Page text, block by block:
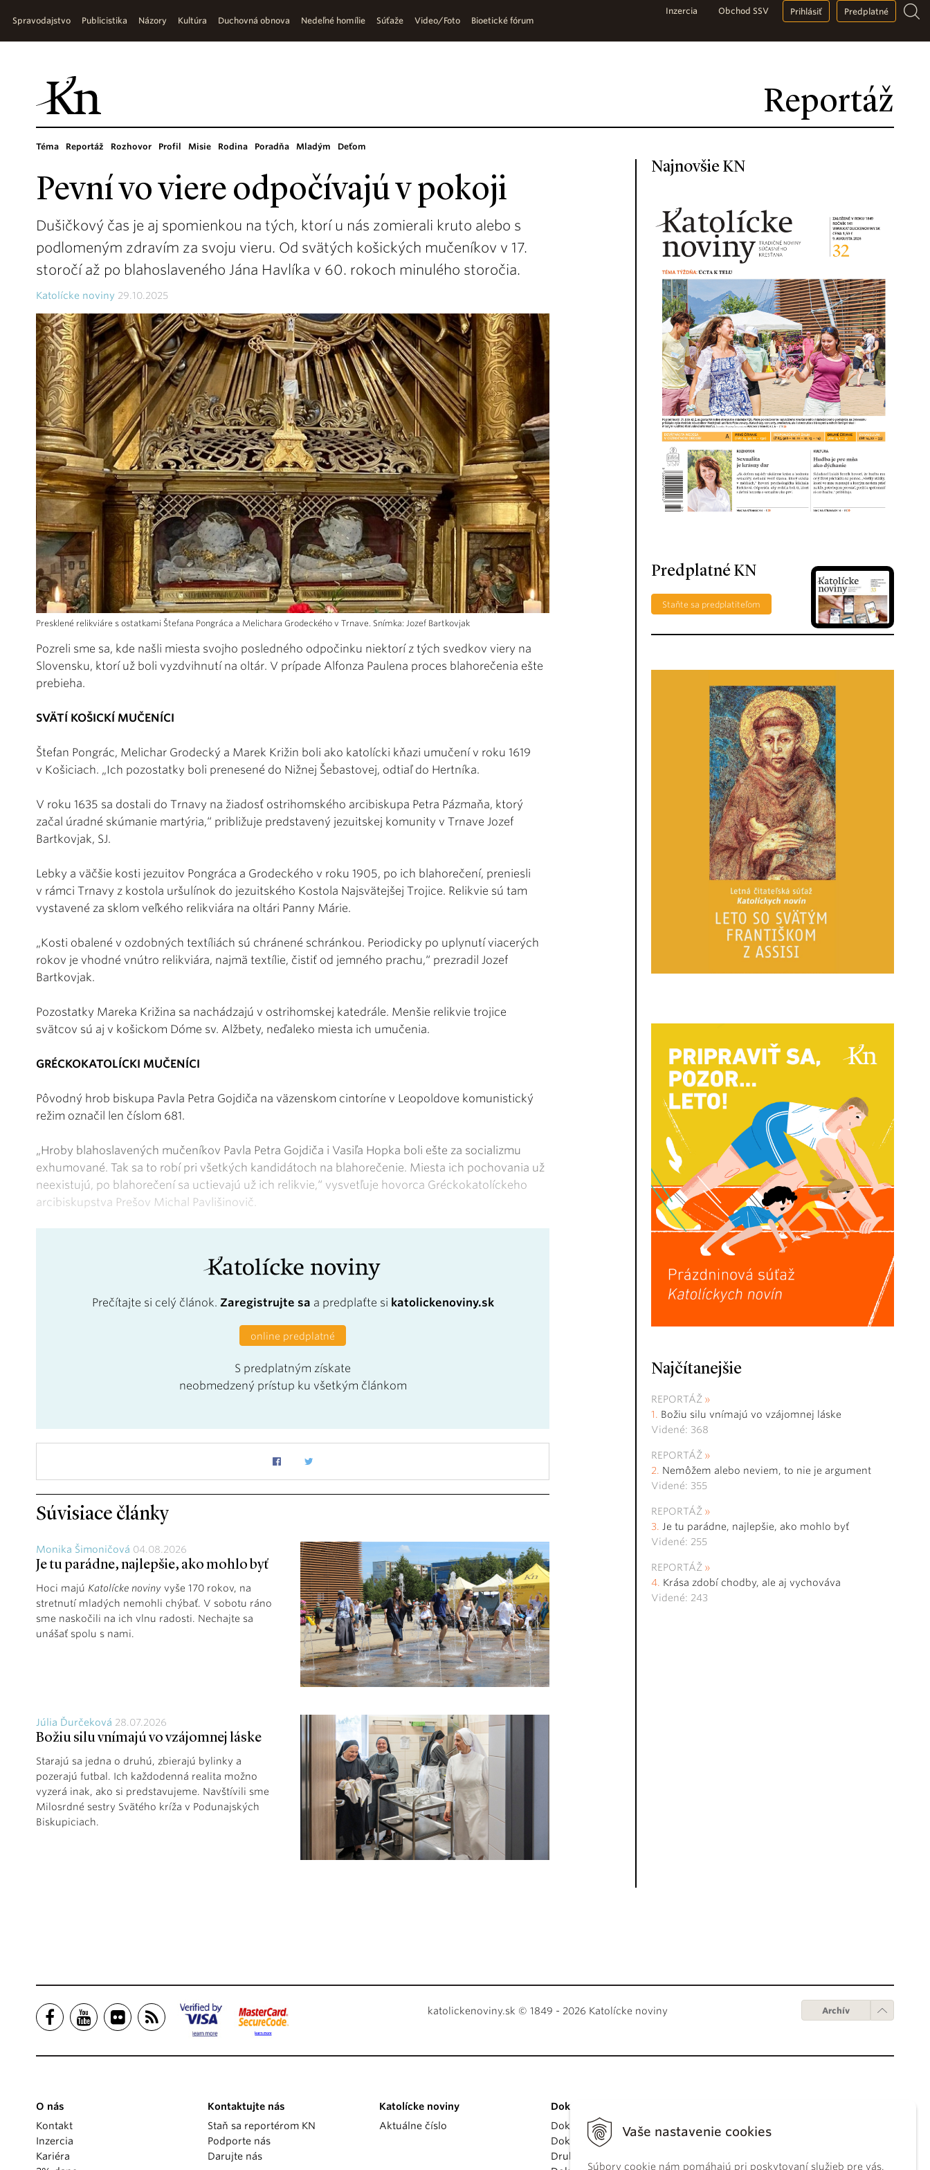
Vaše nastavenie cookies
Súbory cookie nám pomáhajú pri poskytovaní služieb pre vás.
Reportáž
Spravodajstvo Publicistika Názory Kultúra Duchovná obnova Nedeľné homílie Súťaže Video/Foto Bioetické fórum
Inzercia Obchod SSV Prihlásiť Predplatné
Téma Reportáž Rozhovor Profil Misie Rodina Poradňa Mladým Deťom
Pevní vo viere odpočívajú v pokoji
Dušičkový čas je aj spomienkou na tých, ktorí u nás zomierali kruto alebo s
podlomeným zdravím za svoju vieru. Od svätých košických mučeníkov v 17.
storočí až po blahoslaveného Jána Havlíka v 60. rokoch minulého storočia.
Katolícke noviny 29.10.2025
Presklené relikviáre s ostatkami Štefana Pongráca a Melichara Grodeckého v Trnave. Snímka: Jozef Bartkovjak
Pozreli sme sa, kde našli miesta svojho posledného odpočinku niektorí z tých svedkov viery na
Slovensku, ktorí už boli vyzdvihnutí na oltár. V prípade Alfonza Paulena proces blahorečenia ešte
prebieha.
SVÄTÍ KOŠICKÍ MUČENÍCI
Štefan Pongrác, Melichar Grodecký a Marek Križin boli ako katolícki kňazi umučení v roku 1619
v Košiciach. „Ich pozostatky boli prenesené do Nižnej Šebastovej, odtiaľ do Hertníka.
V roku 1635 sa dostali do Trnavy na žiadosť ostrihomského arcibiskupa Petra Pázmaňa, ktorý
začal úradné skúmanie martýria,“ približuje predstavený jezuitskej komunity v Trnave Jozef
Bartkovjak, SJ.
Lebky a väčšie kosti jezuitov Pongráca a Grodeckého v roku 1905, po ich blahorečení, preniesli
v rámci Trnavy z kostola uršulínok do jezuitského Kostola Najsvätejšej Trojice. Relikvie sú tam
vystavené za sklom veľkého relikviára na oltári Panny Márie.
„Kosti obalené v ozdobných textíliách sú chránené schránkou. Periodicky po uplynutí viacerých
rokov je vhodné vnútro relikviára, najmä textílie, čistiť od jemného prachu,“ prezradil Jozef
Bartkovjak.
Pozostatky Mareka Križina sa nachádzajú v ostrihomskej katedrále. Menšie relikvie trojice
svätcov sú aj v košickom Dóme sv. Alžbety, neďaleko miesta ich umučenia.
GRÉCKOKATOLÍCKI MUČENÍCI
Pôvodný hrob biskupa Pavla Petra Gojdiča na väzenskom cintoríne v Leopoldove komunistický
režim označil len číslom 681.
„Hroby blahoslavených mučeníkov Pavla Petra Gojdiča i Vasiľa Hopka boli ešte za socializmu
exhumované. Tak sa to robí pri všetkých kandidátoch na blahorečenie. Miesta ich pochovania už
neexistujú, po blahorečení sa uctievajú už ich relikvie,“ vysvetľuje hovorca Gréckokatolíckeho
arcibiskupstva Prešov Michal Pavlišinovič.
Prečítajte si celý článok. Zaregistrujte sa a predplaťte si katolickenoviny.sk
online predplatné
S predplatným získate
neobmedzený prístup ku všetkým článkom
Súvisiace články
Monika Šimoničová 04.08.2026
Je tu parádne, najlepšie, ako mohlo byť
Hoci majú Katolícke noviny vyše 170 rokov, na
stretnutí mladých nemohli chýbať. V sobotu ráno
sme naskočili na ich vlnu radosti. Nechajte sa
unášať spolu s nami.
Júlia Ďurčeková 28.07.2026
Božiu silu vnímajú vo vzájomnej láske
Starajú sa jedna o druhú, zbierajú bylinky a
pozerajú futbal. Ich každodenná realita možno
vyzerá inak, ako si predstavujeme. Navštívili sme
Milosrdné sestry Svätého kríža v Podunajských
Biskupiciach.
Najnovšie KN
Predplatné KN
Staňte sa predplatiteľom
Najčítanejšie
REPORTÁŽ
Božiu silu vnímajú vo vzájomnej láske
Videné: 368
REPORTÁŽ
Nemôžem alebo neviem, to nie je argument
Videné: 355
REPORTÁŽ
Je tu parádne, najlepšie, ako mohlo byť
Videné: 255
REPORTÁŽ
Krása zdobí chodby, ale aj vychováva
Videné: 243
katolickenoviny.sk © 1849 - 2026 Katolícke noviny Archív
O nás
Kontakt
Inzercia
Kariéra
Kontaktujte nás
Staň sa reportérom KN
Podporte nás
Darujte nás
Katolícke noviny
Aktuálne číslo
Dokumenty
Dokumenty pápežov
Dokumenty vatikánskych úradov
Druhý vatikánsky koncil
Digitálne vydanie